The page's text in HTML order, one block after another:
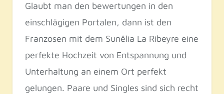
Glaubt man den bewertungen in den
einschlägigen Portalen, dann ist den
Franzosen mit dem Sunêlia La Ribeyre eine
perfekte Hochzeit von Entspannung und
Unterhaltung an einem Ort perfekt
gelungen. Paare und Singles sind sich recht